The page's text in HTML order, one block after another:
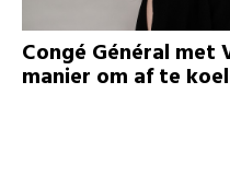
Congé Général met
manier om af te